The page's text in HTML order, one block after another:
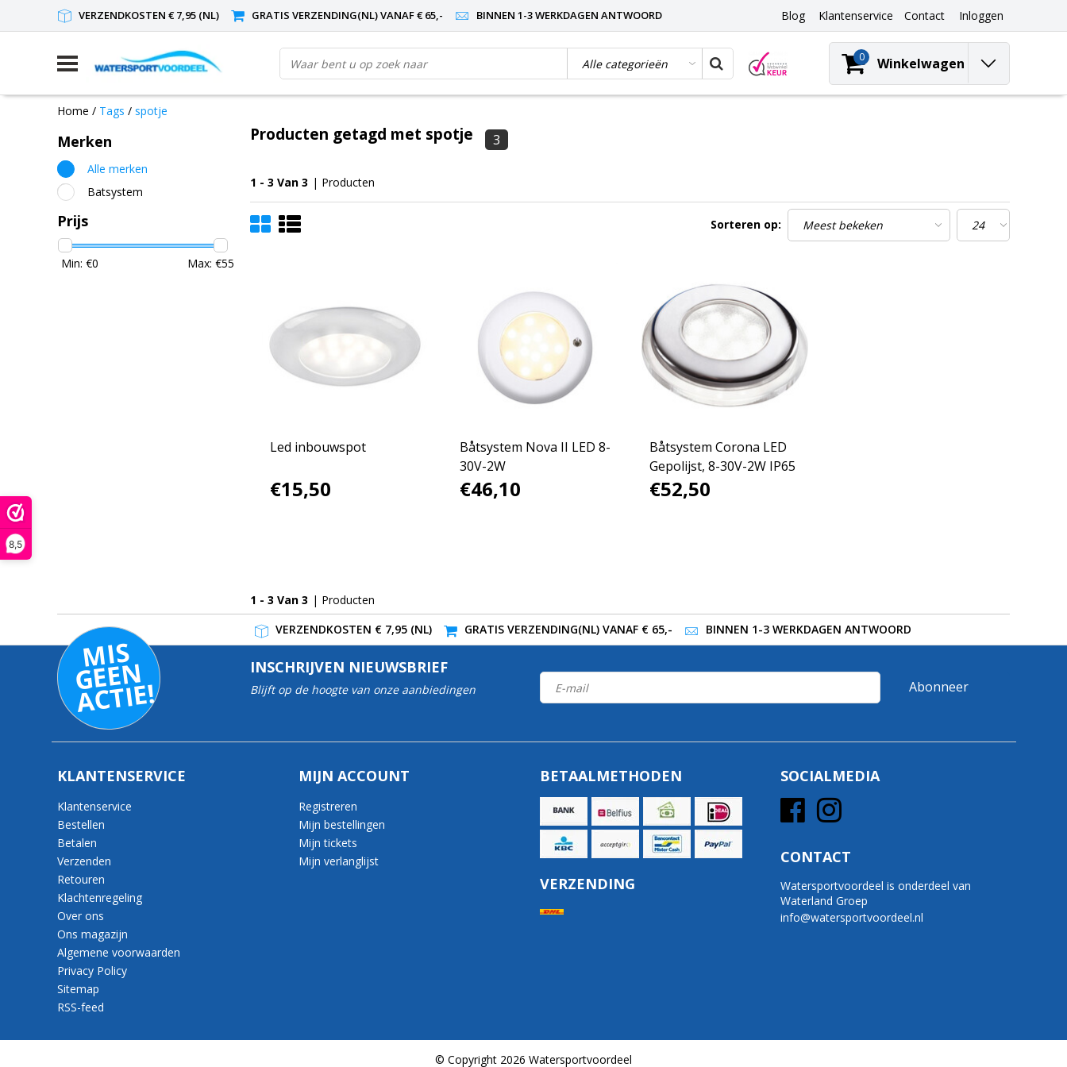
8,5
VERZENDKOSTEN € 7,95 (NL) GRATIS VERZENDING(NL) VANAF € 65,- BINNEN 1-3 WERKDAGEN ANTWOORD Blog Klantenservice Contact Inloggen
0 Winkelwagen
Home / Tags / spotje
Merken
Alle merken
Batsystem
Prijs
Min: €0 Max: €55
Producten getagd met spotje 3
1 - 3 Van 3 | Producten
Sorteren op:
Led inbouwspot
€15,50
Båtsystem Nova II LED 8-
30V-2W
€46,10
Båtsystem Corona LED
Gepolijst, 8-30V-2W IP65
€52,50
1 - 3 Van 3 | Producten
VERZENDKOSTEN € 7,95 (NL)
GRATIS VERZENDING(NL) VANAF € 65,- BINNEN 1-3 WERKDAGEN ANTWOORD
MI
S
G
E
E
N
A
C
TI
E!
INSCHRIJVEN NIEUWSBRIEF
Blijft op de hoogte van onze aanbiedingen Abonneer
KLANTENSERVICE
Klantenservice
Bestellen
Betalen
Verzenden
Retouren
Klachtenregeling
Over ons
Ons magazijn
Algemene voorwaarden
Privacy Policy
Sitemap
RSS-feed
MIJN ACCOUNT
Registreren
Mijn bestellingen
Mijn tickets
Mijn verlanglijst
BETAALMETHODEN
VERZENDING
SOCIALMEDIA
CONTACT
Watersportvoordeel is onderdeel van
Waterland Groep
info@watersportvoordeel.nl
© Copyright 2026 Watersportvoordeel